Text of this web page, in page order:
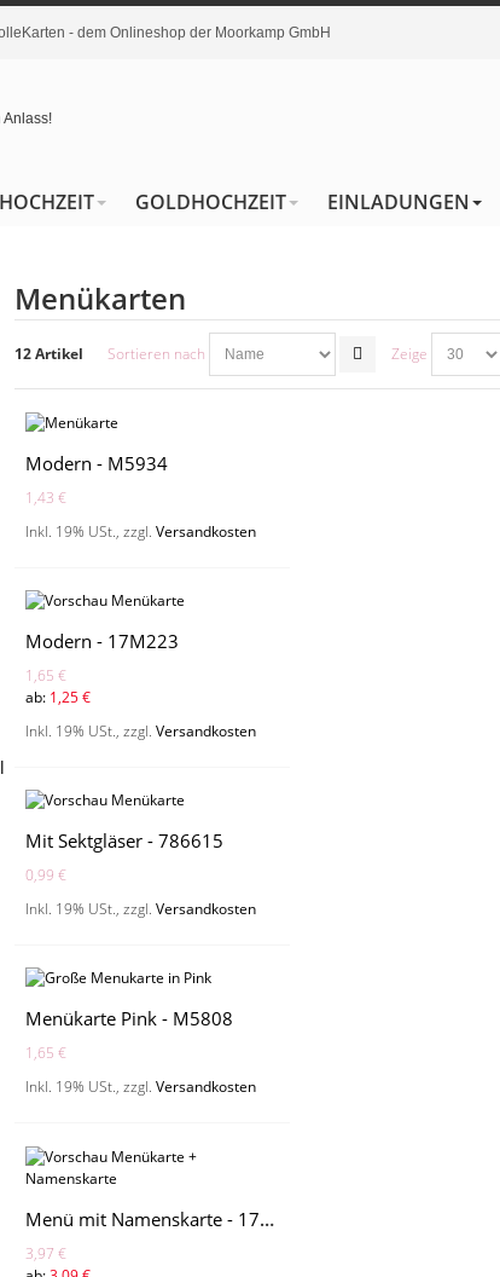
- dem Onlineshop der Moorkamp GmbH
GOLDHOCHZEIT EINLADUNGEN
Menükarten
12 Artikel Sortieren nach Zeige
Modern - M5934
1,43 €
Inkl. 19% USt., zzgl. Versandkosten
Modern - 17M223
1,65 €
ab: 1,25 €
Inkl. 19% USt., zzgl. Versandkosten
Mit Sektgläser - 786615
0,99 €
Inkl. 19% USt., zzgl. Versandkosten
Menükarte Pink - M5808
1,65 €
Inkl. 19% USt., zzgl. Versandkosten
Menü mit Namenskarte - 17M246
3,97 €